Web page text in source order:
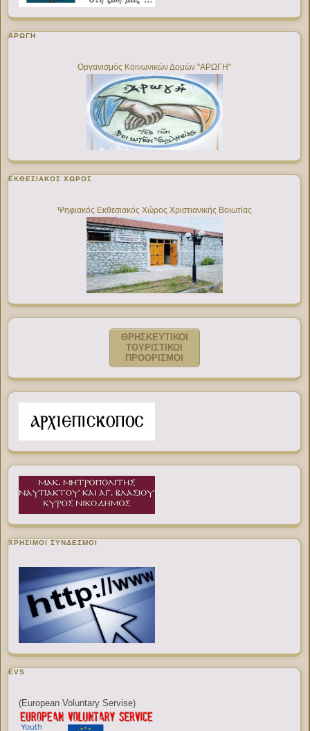
ΑΡΩΓΗ
Οργανισμός Κοινωνικών Δομών "ΑΡΩΓΗ"
ΕΚΘΕΣΙΑΚΌΣ ΧΏΡΟΣ
Ψηφιακός Εκθεσιακός Χώρος Χριστιανικής Βοιωτίας
ΘΡΗΣΚΕΥΤΙΚΟΙ
ΤΟΥΡΙΣΤΙΚΟΙ
ΠΡΟΟΡΙΣΜΟΙ
ΧΡΉΣΙΜΟΙ ΣΎΝΔΕΣΜΟΙ
EVS
(European Voluntary Servise)